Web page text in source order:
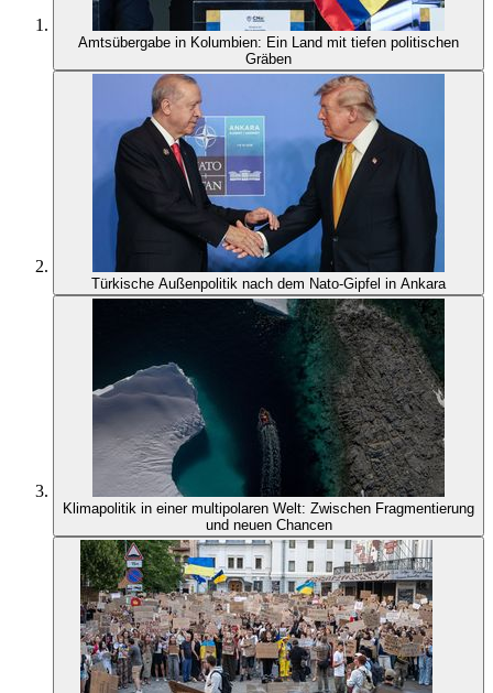
Amtsübergabe in Kolumbien: Ein Land mit tiefen politischen
Gräben
Türkische Außenpolitik nach dem Nato-Gipfel in Ankara
Klimapolitik in einer multipolaren Welt: Zwischen Fragmentierung
und neuen Chancen